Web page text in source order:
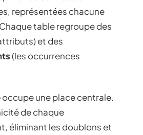
représentées chacune
table regroupe des
et des
(les occurrences
occupe une place centrale.
de chaque
éliminant les doublons et